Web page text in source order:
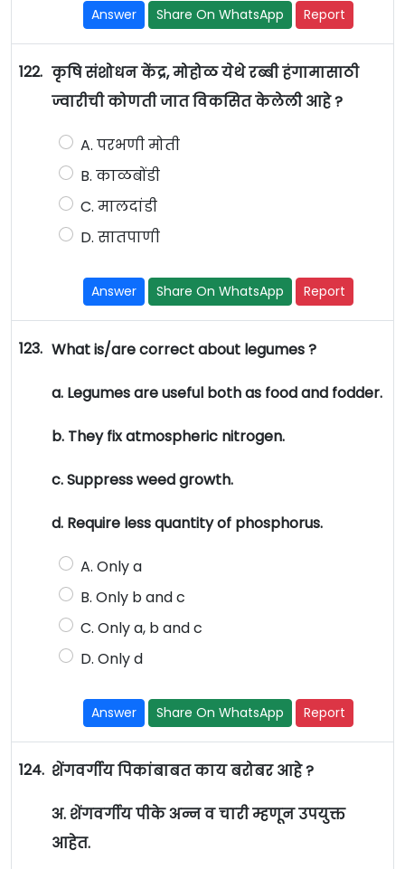
Answer Share On WhatsApp Report
122. कृषि संशोधन केंद्र, मोहोळ येथे रब्बी हंगामासाठी
ज्वारीची कोणती जात विकसित केलेली आहे ?
A. परभणी मोती
B. काळबोंडी
C. मालदांडी
D. सातपाणी
Answer Share On WhatsApp Report
123. What is/are correct about legumes ?
a. Legumes are useful both as food and fodder.
b. They fix atmospheric nitrogen.
c. Suppress weed growth.
d. Require less quantity of phosphorus.
A. Only a
B. Only b and c
C. Only a, b and c
D. Only d
Answer Share On WhatsApp Report
124. शेंगवर्गीय पिकांबाबत काय बरोबर आहे ?
अ. शेंगवर्गीय पीके अन्न व चारी म्हणून उपयुक्त
आहेत.